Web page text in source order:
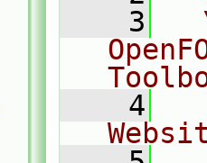
    3
    4